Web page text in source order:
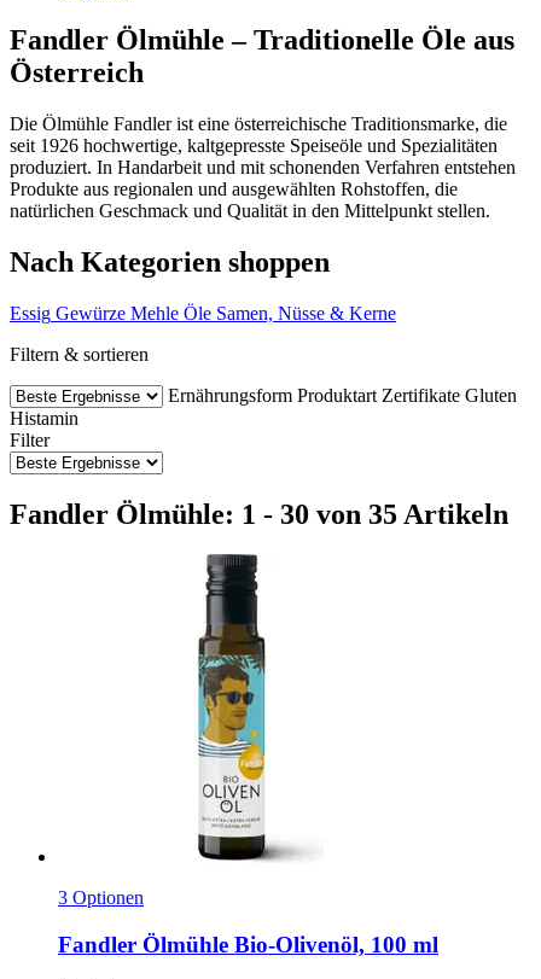
Fandler Ölmühle – Traditionelle Öle aus
Österreich
Die Ölmühle Fandler ist eine österreichische Traditionsmarke, die
seit 1926 hochwertige, kaltgepresste Speiseöle und Spezialitäten
produziert. In Handarbeit und mit schonenden Verfahren entstehen
Produkte aus regionalen und ausgewählten Rohstoffen, die
natürlichen Geschmack und Qualität in den Mittelpunkt stellen.
Nach Kategorien shoppen
Essig Gewürze Mehle Öle Samen, Nüsse & Kerne
Filtern & sortieren
Ernährungsform Produktart Zertifikate Gluten
Histamin
Filter
Fandler Ölmühle: 1 - 30 von 35 Artikeln
3 Optionen
Fandler Ölmühle Bio-​Olivenöl, 100 ml